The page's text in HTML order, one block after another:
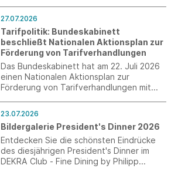
27.07.2026
Tarifpolitik: Bundeskabinett
beschließt Nationalen Aktionsplan zur
Förderung von Tarifverhandlungen
Das Bundeskabinett hat am 22. Juli 2026
einen Nationalen Aktionsplan zur
Förderung von Tarifverhandlungen mit
23.07.2026
Bildergalerie President's Dinner 2026
Entdecken Sie die schönsten Eindrücke
des diesjährigen President's Dinner im
DEKRA Club - Fine Dining by Philipp